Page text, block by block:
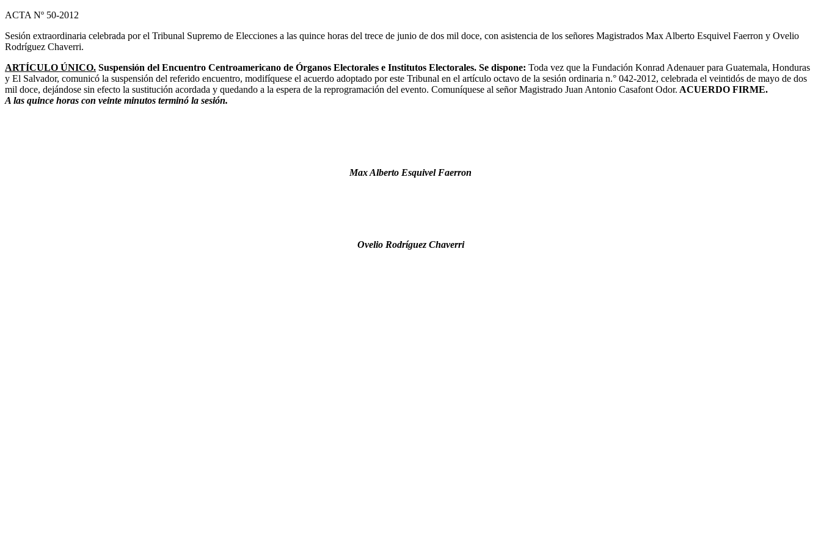
ACTA Nº 50-2012
Sesión extraordinaria celebrada por el Tribunal Supremo de Elecciones a las quince horas del trece de junio de dos mil doce, con asistencia de los señores Magistrados Max Alberto Esquivel Faerron y Ovelio
Rodríguez Chaverri.
ARTÍCULO ÚNICO. Suspensión del Encuentro Centroamericano de Órganos Electorales e Institutos Electorales. Se dispone: Toda vez que la Fundación Konrad Adenauer para Guatemala, Honduras
y El Salvador, comunicó la suspensión del referido encuentro, modifíquese el acuerdo adoptado por este Tribunal en el artículo octavo de la sesión ordinaria n.° 042-2012, celebrada el veintidós de mayo de dos
mil doce, dejándose sin efecto la sustitución acordada y quedando a la espera de la reprogramación del evento. Comuníquese al señor Magistrado Juan Antonio Casafont Odor. ACUERDO FIRME.
A las quince horas con veinte minutos terminó la sesión.
Max Alberto Esquivel Faerron
Ovelio Rodríguez Chaverri